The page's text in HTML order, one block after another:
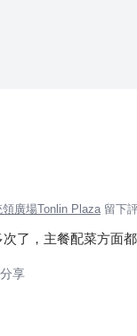
領廣場Tonlin Plaza留下
了，主餐配菜方面
分享